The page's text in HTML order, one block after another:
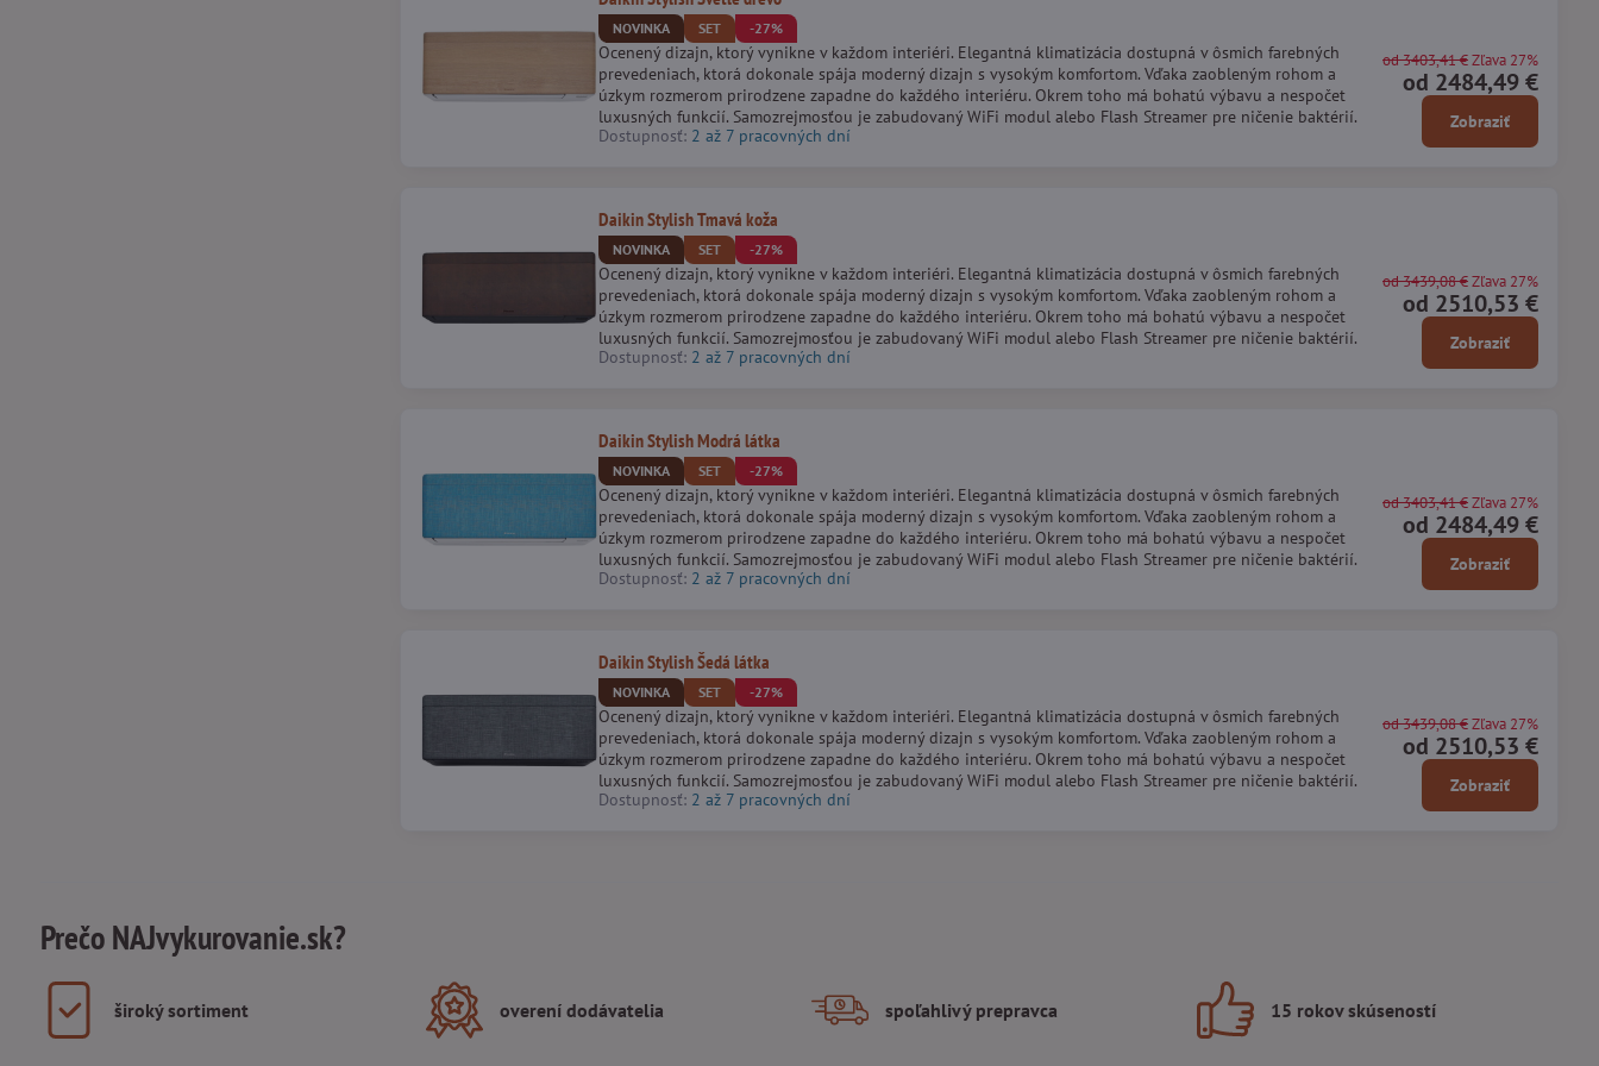
NOVINKA SET -27%
Ocenený dizajn, ktorý vynikne v každom interiéri. Elegantná klimatizácia dostupná v ôsmich farebných
prevedeniach, ktorá dokonale spája moderný dizajn s vysokým komfortom. Vďaka zaobleným rohom a
úzkym rozmerom prirodzene zapadne do každého interiéru. Okrem toho má bohatú výbavu a nespočet
luxusných funkcií. Samozrejmosťou je zabudovaný WiFi modul alebo Flash Streamer pre ničenie baktérií.
Dostupnosť: 2 až 7 pracovných dní
od 2484,49 €
od 3403,41 €Zľava 27%
Zobraziť
Daikin Stylish Tmavá koža
NOVINKA SET -27%
Ocenený dizajn, ktorý vynikne v každom interiéri. Elegantná klimatizácia dostupná v ôsmich farebných
prevedeniach, ktorá dokonale spája moderný dizajn s vysokým komfortom. Vďaka zaobleným rohom a
úzkym rozmerom prirodzene zapadne do každého interiéru. Okrem toho má bohatú výbavu a nespočet
luxusných funkcií. Samozrejmosťou je zabudovaný WiFi modul alebo Flash Streamer pre ničenie baktérií.
Dostupnosť: 2 až 7 pracovných dní
od 2510,53 €
od 3439,08 €Zľava 27%
Zobraziť
Daikin Stylish Modrá látka
NOVINKA SET -27%
Ocenený dizajn, ktorý vynikne v každom interiéri. Elegantná klimatizácia dostupná v ôsmich farebných
prevedeniach, ktorá dokonale spája moderný dizajn s vysokým komfortom. Vďaka zaobleným rohom a
úzkym rozmerom prirodzene zapadne do každého interiéru. Okrem toho má bohatú výbavu a nespočet
luxusných funkcií. Samozrejmosťou je zabudovaný WiFi modul alebo Flash Streamer pre ničenie baktérií.
Dostupnosť: 2 až 7 pracovných dní
od 2484,49 €
od 3403,41 €Zľava 27%
Zobraziť
Daikin Stylish Šedá látka
NOVINKA SET -27%
Ocenený dizajn, ktorý vynikne v každom interiéri. Elegantná klimatizácia dostupná v ôsmich farebných
prevedeniach, ktorá dokonale spája moderný dizajn s vysokým komfortom. Vďaka zaobleným rohom a
úzkym rozmerom prirodzene zapadne do každého interiéru. Okrem toho má bohatú výbavu a nespočet
luxusných funkcií. Samozrejmosťou je zabudovaný WiFi modul alebo Flash Streamer pre ničenie baktérií.
Dostupnosť: 2 až 7 pracovných dní
od 2510,53 €
od 3439,08 €Zľava 27%
Zobraziť
Prečo NAJvykurovanie.sk?
široký sortiment overení dodávatelia spoľahlivý prepravca 15 rokov skúseností